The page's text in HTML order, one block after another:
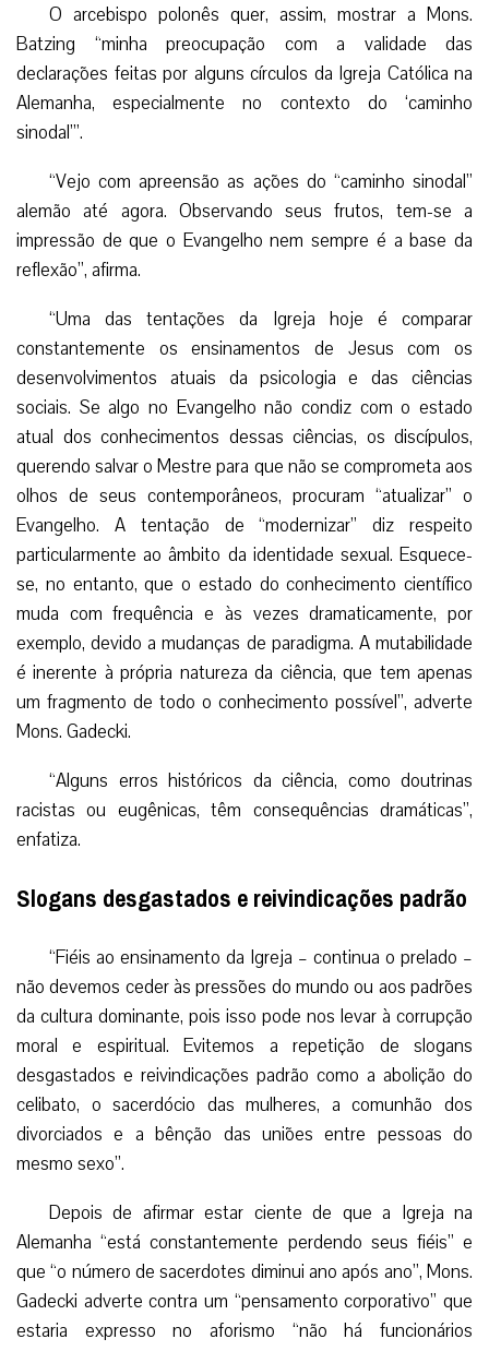
O arcebispo polonês quer, assim, mostrar a Mons.
Batzing “minha preocupação com a validade das
declarações feitas por alguns círculos da Igreja Católica na
Alemanha, especialmente no contexto do ‘caminho
sinodal’”.
“Vejo com apreensão as ações do “caminho sinodal”
alemão até agora. Observando seus frutos, tem-se a
impressão de que o Evangelho nem sempre é a base da
reflexão”, afirma.
“Uma das tentações da Igreja hoje é comparar
constantemente os ensinamentos de Jesus com os
desenvolvimentos atuais da psicologia e das ciências
sociais. Se algo no Evangelho não condiz com o estado
atual dos conhecimentos dessas ciências, os discípulos,
querendo salvar o Mestre para que não se comprometa aos
olhos de seus contemporâneos, procuram “atualizar” o
Evangelho. A tentação de “modernizar” diz respeito
particularmente ao âmbito da identidade sexual. Esquece-
se, no entanto, que o estado do conhecimento científico
muda com frequência e às vezes dramaticamente, por
exemplo, devido a mudanças de paradigma. A mutabilidade
é inerente à própria natureza da ciência, que tem apenas
um fragmento de todo o conhecimento possível”, adverte
Mons. Gadecki.
“Alguns erros históricos da ciência, como doutrinas
racistas ou eugênicas, têm consequências dramáticas”,
enfatiza.
Slogans desgastados e reivindicações padrão
“Fiéis ao ensinamento da Igreja – continua o prelado –
não devemos ceder às pressões do mundo ou aos padrões
da cultura dominante, pois isso pode nos levar à corrupção
moral e espiritual. Evitemos a repetição de slogans
desgastados e reivindicações padrão como a abolição do
celibato, o sacerdócio das mulheres, a comunhão dos
divorciados e a bênção das uniões entre pessoas do
mesmo sexo”.
Depois de afirmar estar ciente de que a Igreja na
Alemanha “está constantemente perdendo seus fiéis” e
que “o número de sacerdotes diminui ano após ano”, Mons.
Gadecki adverte contra um “pensamento corporativo” que
estaria expresso no aforismo “não há funcionários